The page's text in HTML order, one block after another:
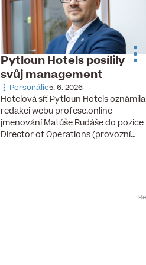
Pytloun Hotels posílily
svůj management
Personálie5. 6. 2026
Hotelová síť Pytloun Hotels oznámila
redakci webu profese.online
jmenování Matúše Rudáše do pozice
Director of Operations (provozní…